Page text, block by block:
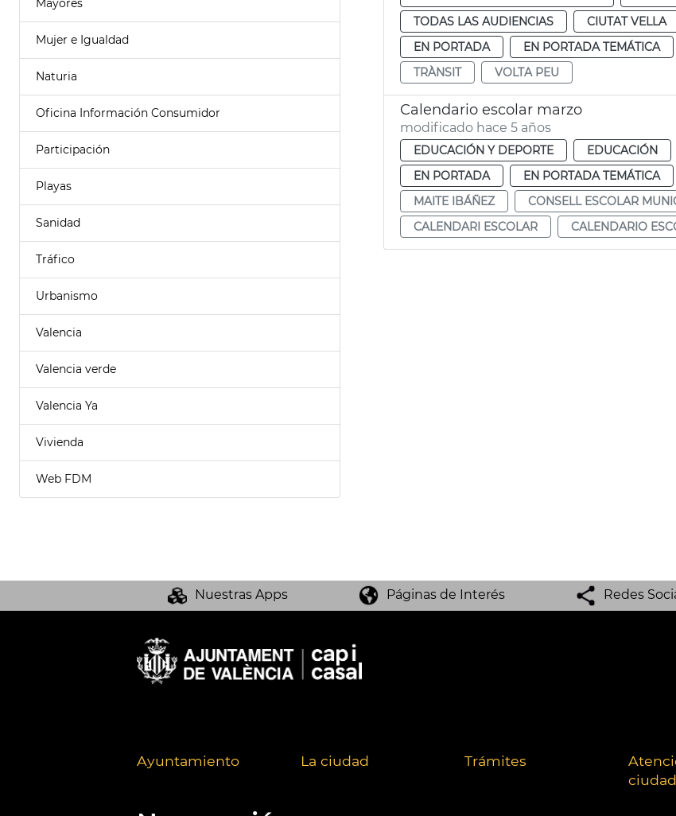
Mayores
Mujer e Igualdad
Naturia
Oficina Información Consumidor
Participación
Playas
Sanidad
Tráfico
Urbanismo
Valencia
Valencia verde
Valencia Ya
Vivienda
Web FDM
TODAS LAS AUDIENCIAS
CIUTAT VELLA
EN PORTADA
EN PORTADA TEMÁTICA
TRÀNSIT
VOLTA PEU
Calendario escolar marzo
modificado hace 5 años
EDUCACIÓN Y DEPORTE EDUCACIÓN
EN PORTADA
EN PORTADA TEMÁTICA
MAITE IBÁÑEZ
CONSELL ESCOLAR
CALENDARI ESCOLAR
CALENDARIO
Nuestras Apps Páginas de Interés Redes
Ayuntamiento La ciudad Trámites